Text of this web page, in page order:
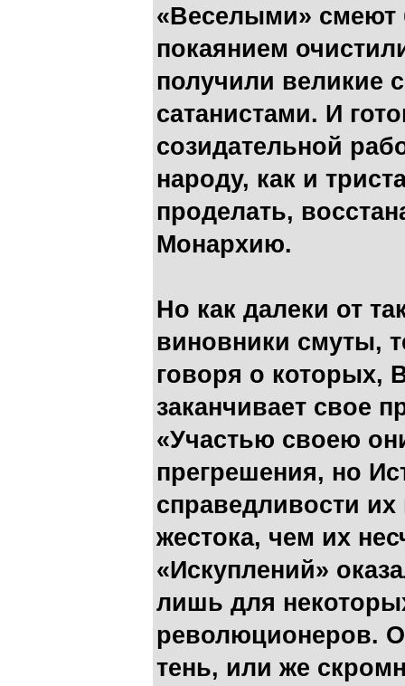
«Веселыми» смеют
покаянием
получили великие
сатанистами. И
созидательной
народу, как и
проделать,
Монархию.
Но как далеки от
виновники смуты,
говоря о которых,
заканчивает свое
«Участью своею
прегрешения, но
справедливости
жестока, чем их
«Искуплений»
лишь для
революционеров.
тень, или же